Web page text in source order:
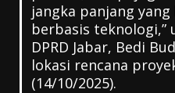
jangka panjang
berbasis teknologi,”
DPRD Jabar, Bedi
lokasi rencana
(14/10/2025).